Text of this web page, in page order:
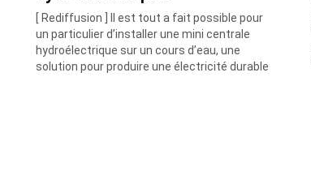
[ Rediffusion ] Il est tout a fait possible pour
un particulier d’installer une mini centrale
hydroélectrique sur un cours d’eau, une
solution pour produire une électricité durable